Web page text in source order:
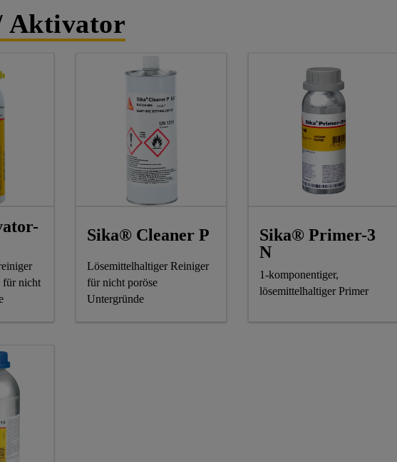
Aktivator
für nicht
Sika® Cleaner P
Lösemittelhaltiger Reiniger
für nicht poröse
Untergründe
Sika® Primer-3
N
1-komponentiger,
lösemittelhaltiger Primer